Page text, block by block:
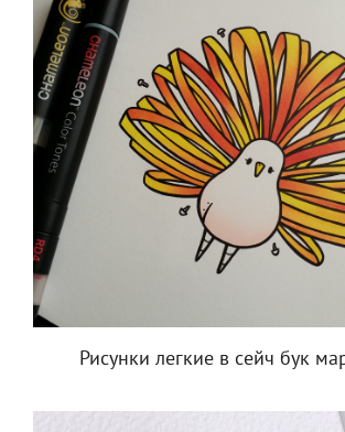
Рисунки легкие в сейч бук